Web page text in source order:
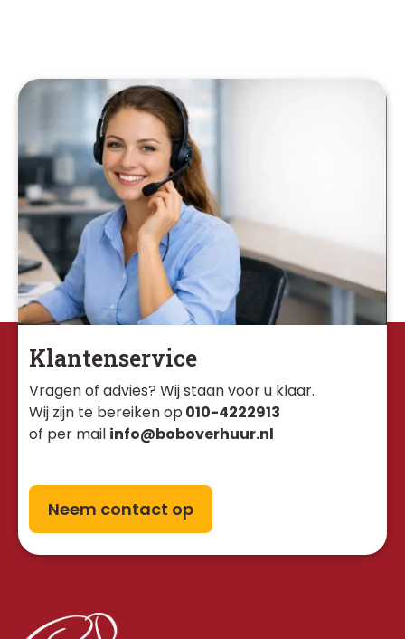
Klantenservice
Vragen of advies? Wij staan voor u klaar.
Wij zijn te bereiken op 010-4222913
of per mail info@boboverhuur.nl
Neem contact op